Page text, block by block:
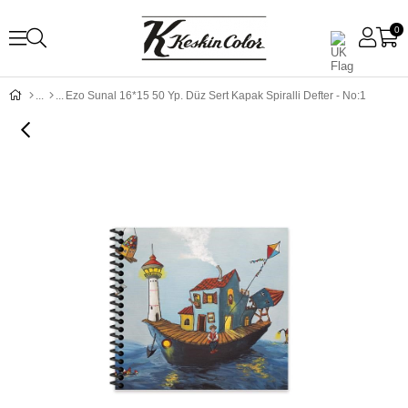
0
Ezo Sunal 16*15 50 Yp. Düz Sert Kapak Spiralli Defter - No:1